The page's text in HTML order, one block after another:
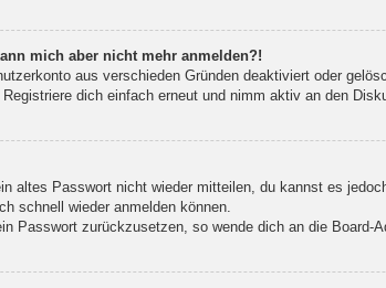
mich aber nicht mehr anmelden?!
aus verschieden Gründen deaktiviert oder
dich einfach erneut und nimm aktiv an den
altes Passwort nicht wieder mitteilen, du kannst es
schnell wieder anmelden können.
Passwort zurückzusetzen, so wende dich an die Board-